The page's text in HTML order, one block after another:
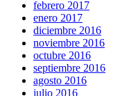
febrero 2017
enero 2017
diciembre 2016
noviembre 2016
octubre 2016
septiembre 2016
agosto 2016
julio 2016